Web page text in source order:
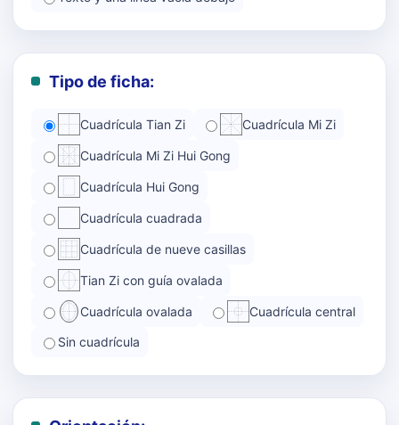
Tipo de ficha:
Cuadrícula Tian Zi Cuadrícula Mi Zi
Cuadrícula Mi Zi Hui Gong
Cuadrícula Hui Gong
Cuadrícula cuadrada
Cuadrícula de nueve casillas
Tian Zi con guía ovalada
Cuadrícula ovalada Cuadrícula central
Sin cuadrícula